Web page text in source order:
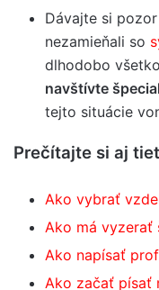
Dávajte si
nezamieňali so
dlhodobo
navštívte
tejto situácie
Prečítajte si aj
Ako vybrať
Ako má
Ako napísať
Ako začať písať